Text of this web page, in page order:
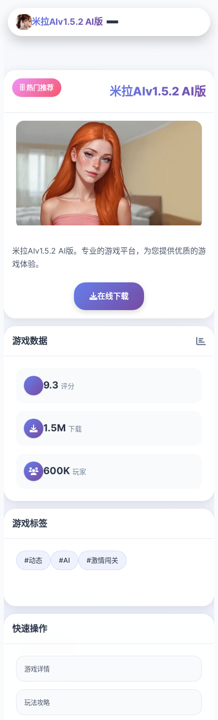
米拉AIv1.5.2 AI版
🗄️ 热门推荐 米拉AIv1.5.2 AI版
米拉AIv1.5.2 AI版。专业的游戏平台，为您提供优质的游
戏体验。
在线下载
游戏数据
9.3 评分
1.5M 下载
600K 玩家
游戏标签
#动态 #AI #激情闯关
快速操作
游戏详情
玩法攻略